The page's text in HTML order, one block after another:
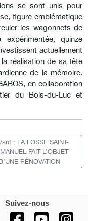
se sont unis pour
figure emblématique
les wagonnets de
quinze
actuellement
réalisation de sa tête
de la mémoire.
en collaboration
du Bois-du-Luc et
: LA FOSSE SAINT-
FAIT L’OBJET
RÉNOVATION
Suivez-nous